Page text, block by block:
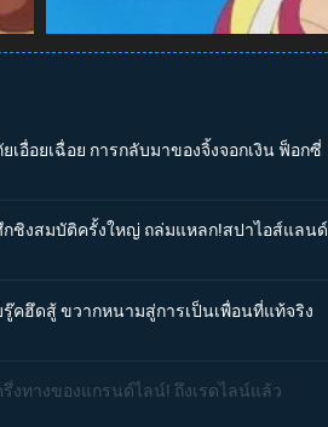
เอื่อยเฉื่อย การกลับมาของจิ้งจอกเงิน ฟ็อกซี่
กชิงสมบัติครั้งใหญ่ ถล่มแหลก!สปาไอส์แลนด์
คฮึดสู้ ขวากหนามสู่การเป็นเพื่อนที่แท้จริง
งทางของแกรนด์ไลน์! ถึงเรดไลน์แล้ว